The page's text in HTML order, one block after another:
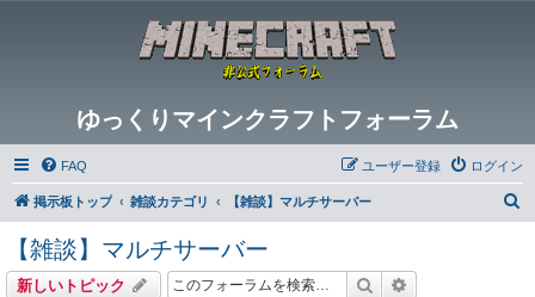
ゆっくりマインクラフトフォーラム
FAQ ログイン
ユーザー登録
掲示板トップ 雑談カテゴリ 【雑談】マルチサーバー
【雑談】マルチサーバー
新しいトピック 検索